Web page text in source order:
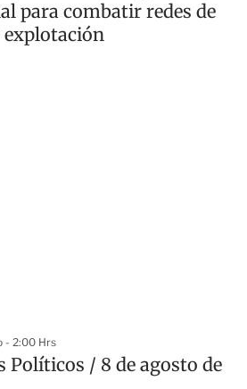
para combatir redes de
- 2:00 Hrs
Políticos / 8 de agosto de